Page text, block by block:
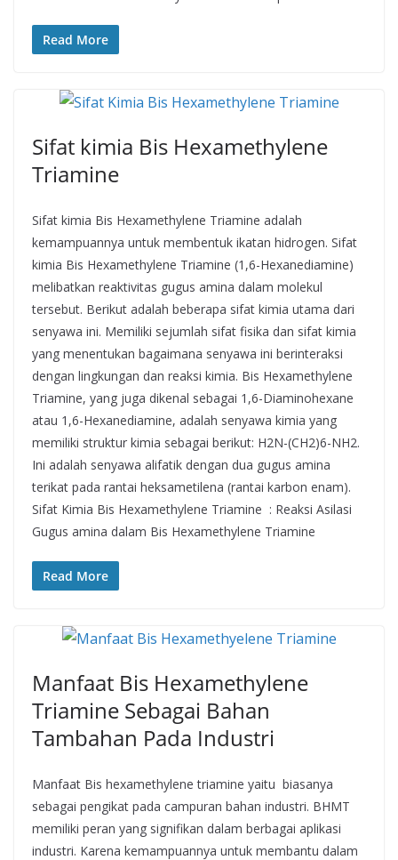
Read More
Sifat kimia Bis Hexamethylene
Triamine
Sifat kimia Bis Hexamethylene Triamine adalah
kemampuannya untuk membentuk ikatan hidrogen. Sifat
kimia Bis Hexamethylene Triamine (1,6-Hexanediamine)
melibatkan reaktivitas gugus amina dalam molekul
tersebut. Berikut adalah beberapa sifat kimia utama dari
senyawa ini. Memiliki sejumlah sifat fisika dan sifat kimia
yang menentukan bagaimana senyawa ini berinteraksi
dengan lingkungan dan reaksi kimia. Bis Hexamethylene
Triamine, yang juga dikenal sebagai 1,6-Diaminohexane
atau 1,6-Hexanediamine, adalah senyawa kimia yang
memiliki struktur kimia sebagai berikut: H2N-(CH2)6-NH2.
Ini adalah senyawa alifatik dengan dua gugus amina
terikat pada rantai heksametilena (rantai karbon enam).
Sifat Kimia Bis Hexamethylene Triamine : Reaksi Asilasi
Gugus amina dalam Bis Hexamethylene Triamine
Read More
Manfaat Bis Hexamethylene
Triamine Sebagai Bahan
Tambahan Pada Industri
Manfaat Bis hexamethylene triamine yaitu biasanya
sebagai pengikat pada campuran bahan industri. BHMT
memiliki peran yang signifikan dalam berbagai aplikasi
industri. Karena kemampuannya untuk membantu dalam